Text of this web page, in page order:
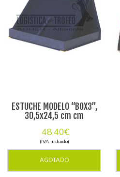
ESTUCHE MODELO “BOX3”,
30,5x24,5 cm cm
48,40€
(IVA incluido)
AGOTADO